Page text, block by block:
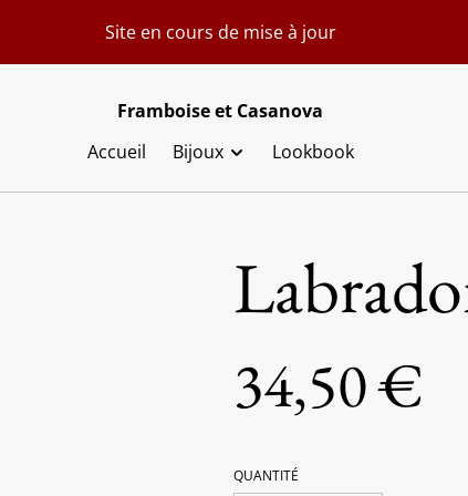
Site en cours de mise à jour
Framboise et Casanova
Accueil
Bijoux Lookbook
34,50 €
QUANTITÉ